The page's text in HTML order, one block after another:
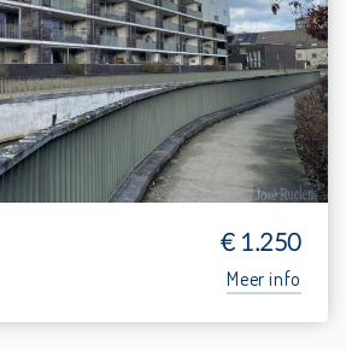
2
14 m²
1
105 m²
€ 1.250
Meer info